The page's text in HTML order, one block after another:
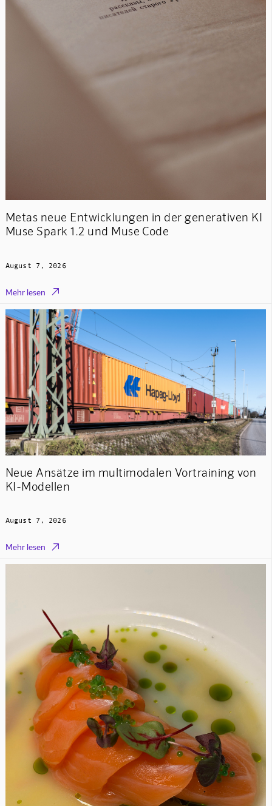
Metas neue Entwicklungen in der generativen KI
Muse Spark 1.2 und Muse Code
August 7, 2026
Mehr lesen 
Neue Ansätze im multimodalen Vortraining von
KI-Modellen
August 7, 2026
Mehr lesen 